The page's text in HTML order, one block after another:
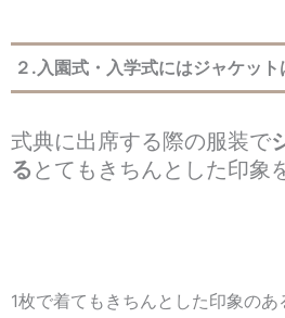
２.入園式・入学式にはジャケッ
式典に出席する際の服装で
る とてもきちんとした印象
1枚で着てもきちんとした印象の